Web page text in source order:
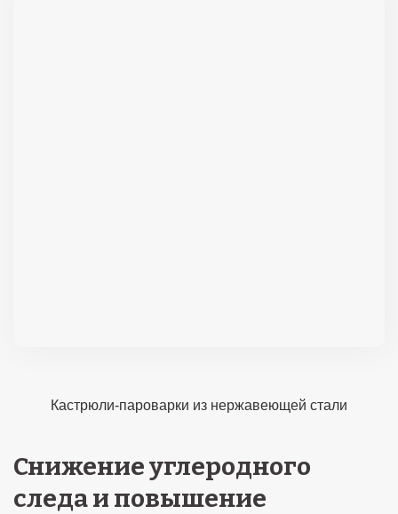
Кастрюли-пароварки из нержавеющей стали
Снижение углеродного
следа и повышение